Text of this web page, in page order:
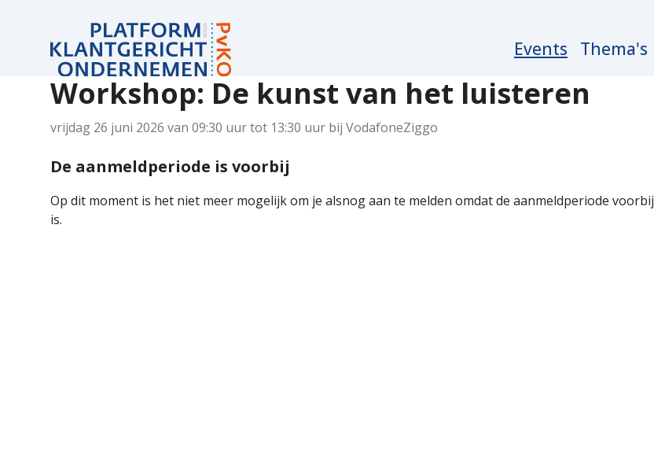
navigation
Events Thema's
Detailpagina
bijeenkomst
Workshop: De kunst van het luisteren
vrijdag 26 juni 2026 van 09:30 uur tot 13:30 uur bij VodafoneZiggo
De aanmeldperiode is voorbij
Op dit moment is het niet meer mogelijk om je alsnog aan te melden omdat de aanmeldperiode voorbij
is.